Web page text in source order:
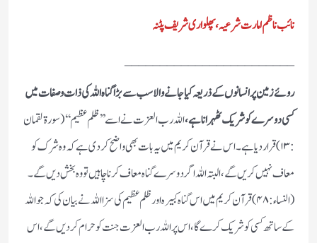
نائب ناظم امارت شرعیہ،پھلواری شریف پٹنہ
روئے زمین پر انسانوں کے ذریعہ کیا جانے والا سب سے بڑا گناہ اللہ کی ذات وصفات میں
کسی دوسرے کو شریک ٹھہرانا ہے،اللہ رب العزت نے اسے ’’ظلم عظیم‘‘ (سورۃ لقمان
: ۱۳) قرار دیا ہے ۔ اس نے قرآن کریم میں یہ بات بھی واضح کر دی ہے کہ وہ شرک کو
معاف نہیں کریں گے، البتہ اللہ اگر دوسرے گناہ معاف کرنا چاہیں تو وہ بخش دیں گے۔
(النساء : ۴۸) قرآن کریم میں اس گناہ کبیرہ اور ظلم عظیم کی سزا اللہ نے بیان کی کہ جو اللہ
کے ساتھ کسی کو شریک کرے گا، اس پر اللہ رب العزت جنت کو حرام کر دیں گے ، اس